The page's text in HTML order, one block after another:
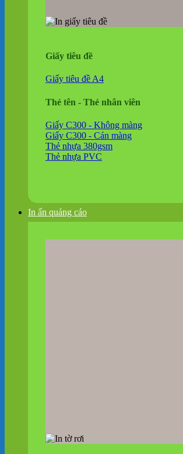
Giấy tiêu đề
Giấy tiêu đề A4
Thẻ tên - Thẻ nhân viên
Giấy C300 - Không màng
Giấy C300 - Cán màng
Thẻ nhựa 380gsm
Thẻ nhựa PVC
In ấn quảng cáo